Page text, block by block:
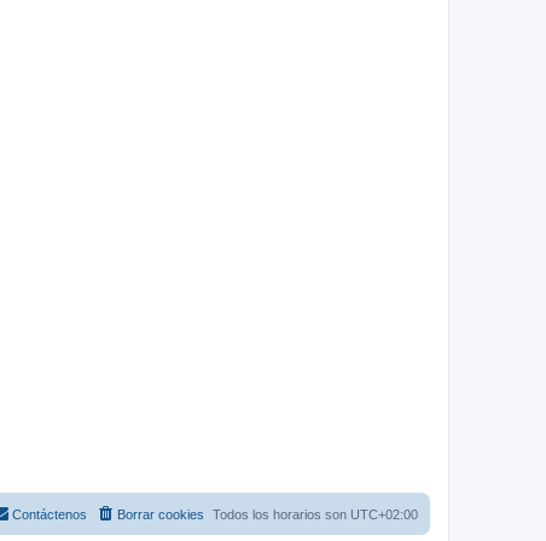
Todos los horarios son UTC+02:00
Borrar cookies
Contáctenos